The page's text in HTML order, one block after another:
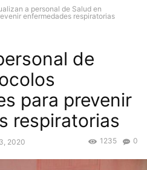
a personal de Salud en
enfermedades respiratorias
de
para prevenir
respiratorias
2020 0
1235